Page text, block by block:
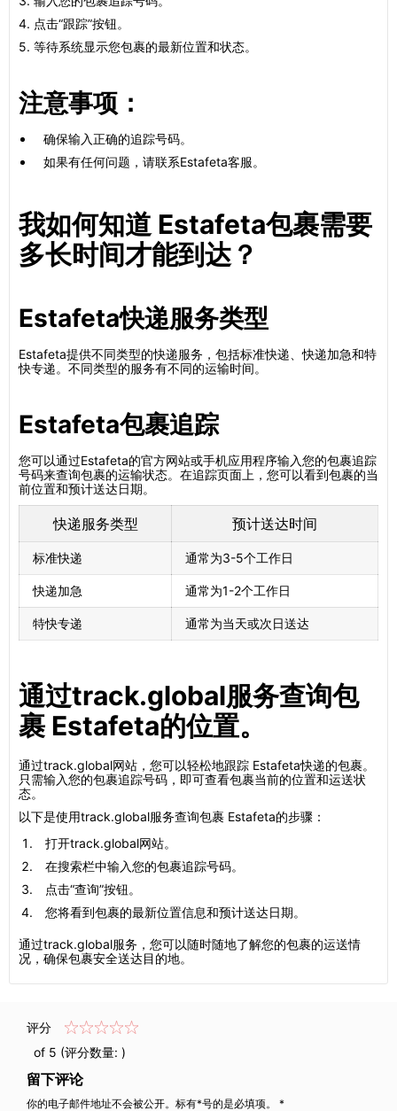
4. 点击“跟踪”按钮。
5. 等待系统显示您包裹的最新位置和状态。
注意事项：
确保输入正确的追踪号码。
如果有任何问题，请联系Estafeta客服。
我如何知道 Estafeta包裹需要
多长时间才能到达？
Estafeta快递服务类型
Estafeta提供不同类型的快递服务，包括标准快递、快递加急和特
快专递。不同类型的服务有不同的运输时间。
Estafeta包裹追踪
您可以通过Estafeta的官方网站或手机应用程序输入您的包裹追踪
号码来查询包裹的运输状态。在追踪页面上，您可以看到包裹的当
前位置和预计送达日期。
快递服务类型 预计送达时间
标准快递 通常为3-5个工作日
快递加急 通常为1-2个工作日
特快专递 通常为当天或次日送达
通过track.global服务查询包
裹 Estafeta的位置。
通过track.global网站，您可以轻松地跟踪 Estafeta快递的包裹。
只需输入您的包裹追踪号码，即可查看包裹当前的位置和运送状
态。
以下是使用track.global服务查询包裹 Estafeta的步骤：
打开track.global网站。
在搜索栏中输入您的包裹追踪号码。
点击“查询”按钮。
您将看到包裹的最新位置信息和预计送达日期。
通过track.global服务，您可以随时随地了解您的包裹的运送情
况，确保包裹安全送达目的地。
评分
of 5 (评分数量: )
留下评论
你的电子邮件地址不会被公开。标有*号的是必填项。 *